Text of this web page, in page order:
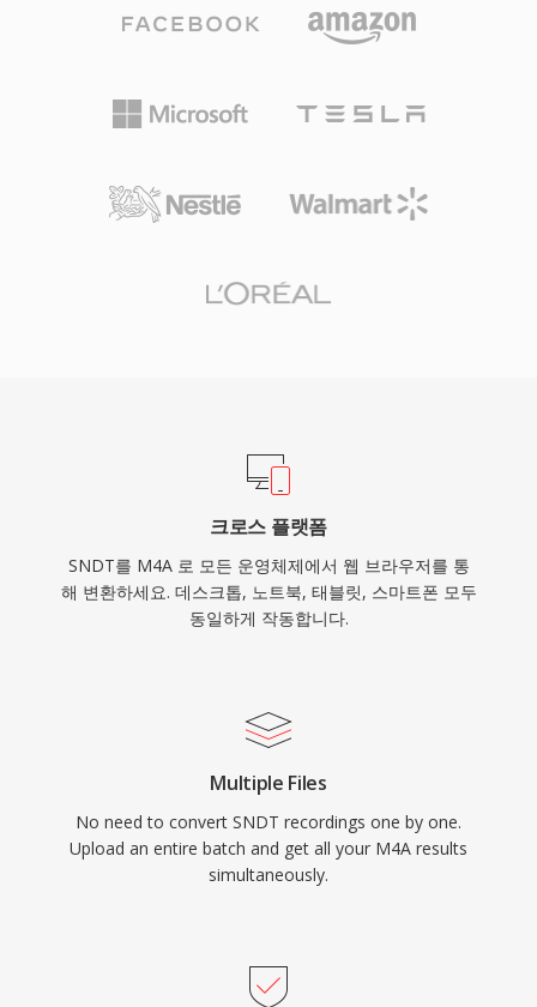
카이브에 남아 있으며, 현대 포맷으로의 변환은
은 향상된 스펙트럼 밴드 복제, 시간적 노이즈 셰
트에서 MP3보다 더 나은 음질을 제공합니다. 최
대 96 kHz 샘플레이트와 24비트 심도가 지원됩니
Apple Music, iPhone, iPad, macOS 모두 M4A를
트 시스템에 걸쳐 있습니다. 세 가지 실질적인 이
크로스 플랫폼
SNDT를 M4A 로 모든 운영체제에서 웹 브라우저를 통
해 변환하세요. 데스크톱, 노트북, 태블릿, 스마트폰 모두
동일하게 작동합니다.
Multiple Files
No need to convert SNDT recordings one by one.
Upload an entire batch and get all your M4A results
simultaneously.